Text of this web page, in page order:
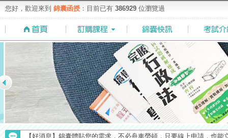
您好，歡迎來到 錦囊函授 ：目前已有 386929 位瀏覽過
【NEW】加入◆錦囊函授Facebook粉絲專頁◆，最新消息、優惠活